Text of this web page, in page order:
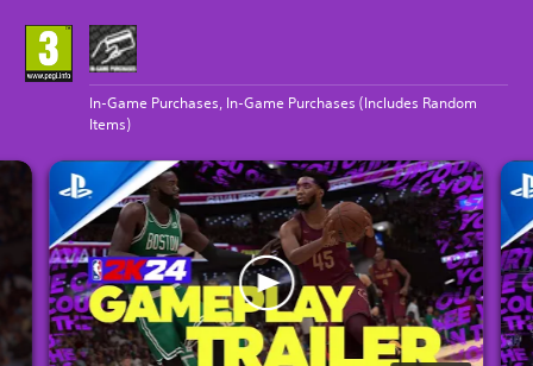
In-Game Purchases, In-Game Purchases (Includes Random
Items)